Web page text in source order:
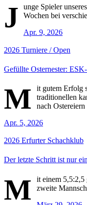
J
unge Spieler
Wochen bei
Apr. 9, 2026
2026 Turniere / Open
Gefüllte Osternester:
M
it gutem Erfolg
traditionellen
nach Ostereiern
Apr. 5, 2026
2026 Erfurter Schachklub
Der letzte Schritt ist nur
M
it einem 5,5:2,5
zweite